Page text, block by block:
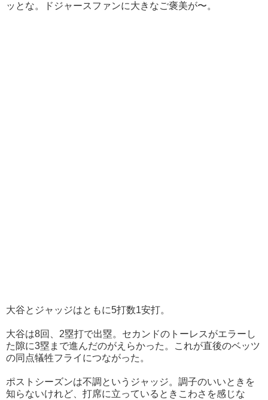
ッとな。ドジャースファンに大きなご褒美が〜。
大谷とジャッジはともに5打数1安打。
大谷は8回、2塁打で出塁。セカンドのトーレスがエラーし
た隙に3塁まで進んだのがえらかった。これが直後のベッツ
の同点犠牲フライにつながった。
ポストシーズンは不調というジャッジ。調子のいいときを
知らないけれど、打席に立っているときこわさを感じな